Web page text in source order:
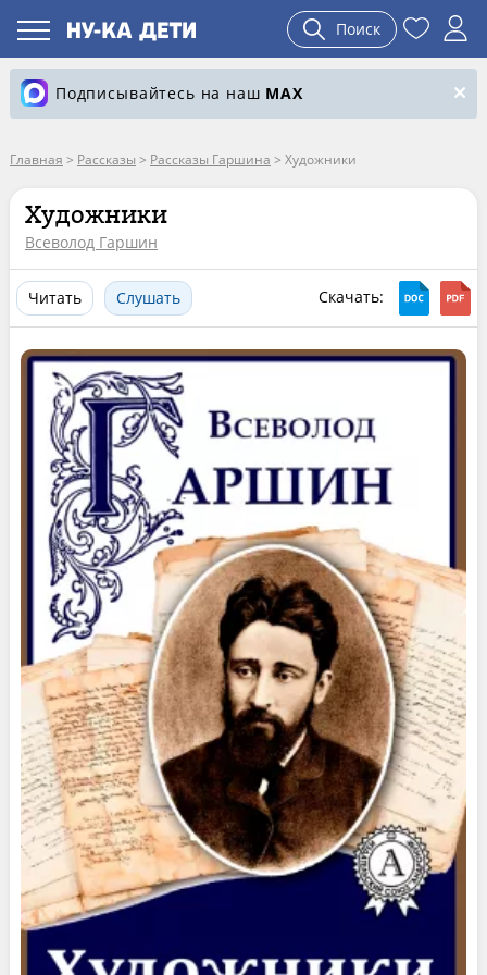
Поиск
Подписывайтесь на наш MAX
Главная > Рассказы > Рассказы Гаршина > Художники
Художники
Всеволод Гаршин
Читать Слушать Скачать: